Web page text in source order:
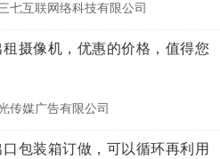
七互联网络科技有限公司
租摄像机，优惠的价格，值得您
传媒广告有限公司
口包装箱订做，可以循环再利用